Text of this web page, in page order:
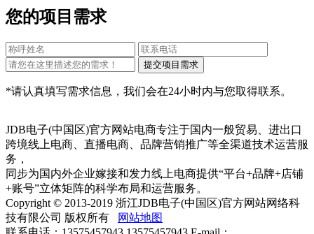
您的项目需求
*请认真填写需求信息，我们会在24小时内与您取得联系。
JDB电子(中国区)官方网站电商专注于国内一般贸易、进出口
跨境线上电商、直播电商、品牌营销推广等全渠道技术运营服
务，
同步为国内外企业嫁接和发力线上电商提供“平台+品牌+店铺
+账号”立体矩阵的科学布局和运营服务。
Copyright © 2013-2019 浙江JDB电子(中国区)官方网站网络科
技有限公司 版权所有
网站地图